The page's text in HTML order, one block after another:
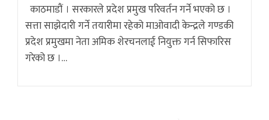
काठमाडौं । सरकारले प्रदेश प्रमुख परिवर्तन गर्ने भएको छ ।
सत्ता साझेदारी गर्ने तयारीमा रहेको माओवादी केन्द्रले गण्डकी
प्रदेश प्रमुखमा नेता अमिक शेरचनलाई नियुक्त गर्न सिफारिस
गरेको छ ।…